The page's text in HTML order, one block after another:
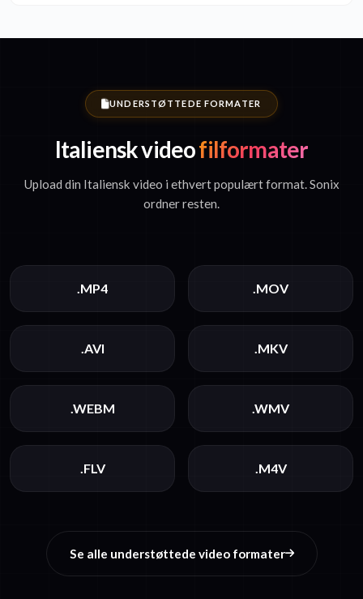
UNDERSTØTTEDE FORMATER
Italiensk videofilformater
Upload din Italiensk video i ethvert populært format. Sonix
ordner resten.
.MP4 .MOV
.AVI .MKV
.WEBM .WMV
.FLV .M4V
Se alle understøttede video formater